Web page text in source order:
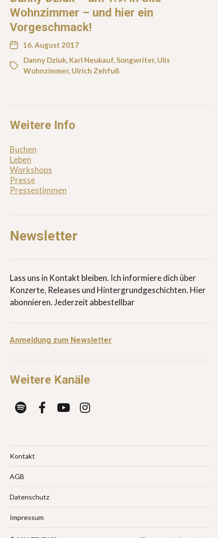
Wohnzimmer – und hier ein
Vorgeschmack!
16. August 2017
Danny Dziuk, Karl Neukauf,Songwriter, Ulis
Wohnzimmer, Ulrich Zehfuß
Weitere Info
Buchen
Leben
Workshops
Presse
Pressestimmen
Newsletter
Lass uns in Kontakt bleiben. Ich informiere dich über
Konzerte, Releases und Hintergrundgeschichten. Hier
abonnieren. Jederzeit abbestellbar
Anmeldung zum Newsletter
Weitere Kanäle
Kontakt
AGB
Datenschutz
Impressum